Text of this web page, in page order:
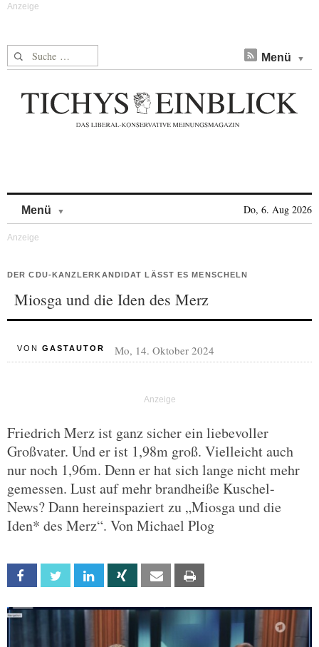
Suche nach: Menü
Menü Do, 6. Aug 2026
DER CDU-KANZLERKANDIDAT LÄSST ES MENSCHELN
Miosga und die Iden des Merz
VON GASTAUTOR Mo, 14. Oktober 2024
Friedrich Merz ist ganz sicher ein liebevoller
Großvater. Und er ist 1,98m groß. Vielleicht auch
nur noch 1,96m. Denn er hat sich lange nicht mehr
gemessen. Lust auf mehr brandheiße Kuschel-
News? Dann hereinspaziert zu „Miosga und die
Iden* des Merz“. Von Michael Plog
Facebook Twitter Linkedin Xing Email